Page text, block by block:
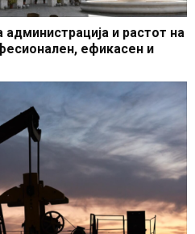
и растот на
ефикасен и